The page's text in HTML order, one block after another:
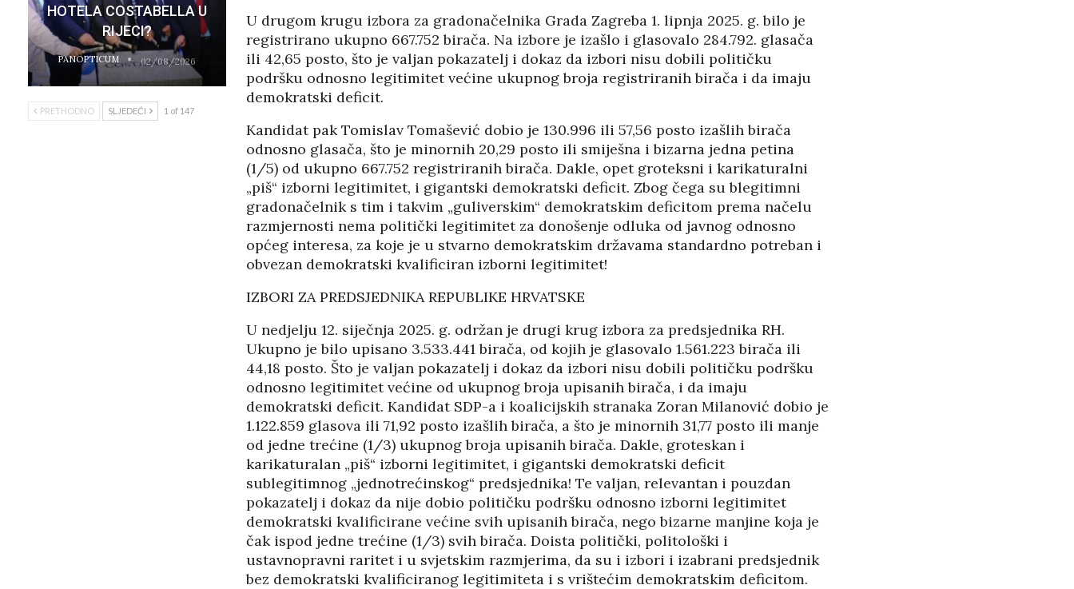
U drugom krugu izbora za gradonačelnika Grada Zagreba 1. lipnja 2025. g. bilo je
registrirano ukupno 667.752 birača. Na izbore je izašlo i glasovalo 284.792. glasača
ili 42,65 posto, što je valjan pokazatelj i dokaz da izbori nisu dobili političku
podršku odnosno legitimitet većine ukupnog broja registriranih birača i da imaju
demokratski deficit.
Kandidat pak Tomislav Tomašević dobio je 130.996 ili 57,56 posto izašlih birača
odnosno glasača, što je minornih 20,29 posto ili smiješna i bizarna jedna petina
(1/5) od ukupno 667.752 registriranih birača. Dakle, opet groteksni i karikaturalni
„piš“ izborni legitimitet, i gigantski demokratski deficit. Zbog čega su blegitimni
gradonačelnik s tim i takvim „guliverskim“ demokratskim deficitom prema načelu
razmjernosti nema politički legitimitet za donošenje odluka od javnog odnosno
općeg interesa, za koje je u stvarno demokratskim državama standardno potreban i
obvezan demokratski kvalificiran izborni legitimitet!
IZBORI ZA PREDSJEDNIKA REPUBLIKE HRVATSKE
U nedjelju 12. siječnja 2025. g. održan je drugi krug izbora za predsjednika RH.
Ukupno je bilo upisano 3.533.441 birača, od kojih je glasovalo 1.561.223 birača ili
44,18 posto. Što je valjan pokazatelj i dokaz da izbori nisu dobili političku podršku
odnosno legitimitet većine od ukupnog broja upisanih birača, i da imaju
demokratski deficit. Kandidat SDP-a i koalicijskih stranaka Zoran Milanović dobio je
1.122.859 glasova ili 71,92 posto izašlih birača, a što je minornih 31,77 posto ili manje
od jedne trećine (1/3) ukupnog broja upisanih birača. Dakle, groteskan i
karikaturalan „piš“ izborni legitimitet, i gigantski demokratski deficit
sublegitimnog „jednotrećinskog“ predsjednika! Te valjan, relevantan i pouzdan
pokazatelj i dokaz da nije dobio političku podršku odnosno izborni legitimitet
demokratski kvalificirane većine svih upisanih birača, nego bizarne manjine koja je
čak ispod jedne trećine (1/3) svih birača. Doista politički, politološki i
ustavnopravni raritet i u svjetskim razmjerima, da su i izbori i izabrani predsjednik
bez demokratski kvalificiranog legitimiteta i s vrištećim demokratskim deficitom.
HOTELA COSTABELLA U
RIJECI?
PANOPTICUM 02/08/2026
PRETHODNO SLJEDEĆI 1 of 147